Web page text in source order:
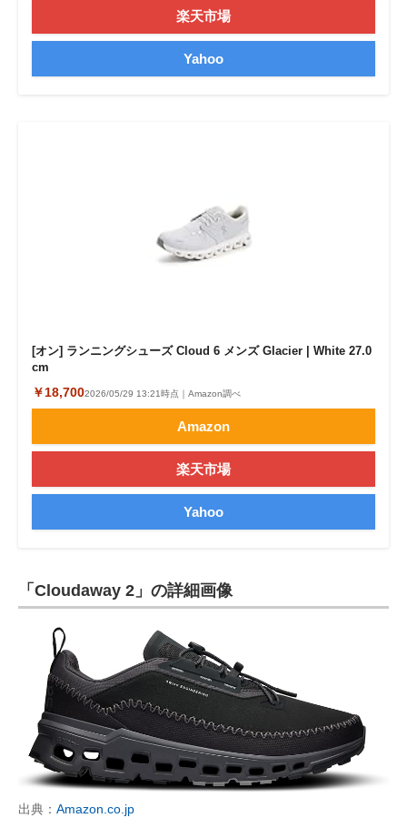
楽天市場
Yahoo
[オン] ランニングシューズ Cloud 6 メンズ Glacier | White 27.0
cm
￥18,7002026/05/29 13:21時点｜Amazon調べ
Amazon
楽天市場
Yahoo
「Cloudaway 2」の詳細画像
出典： Amazon.co.jp